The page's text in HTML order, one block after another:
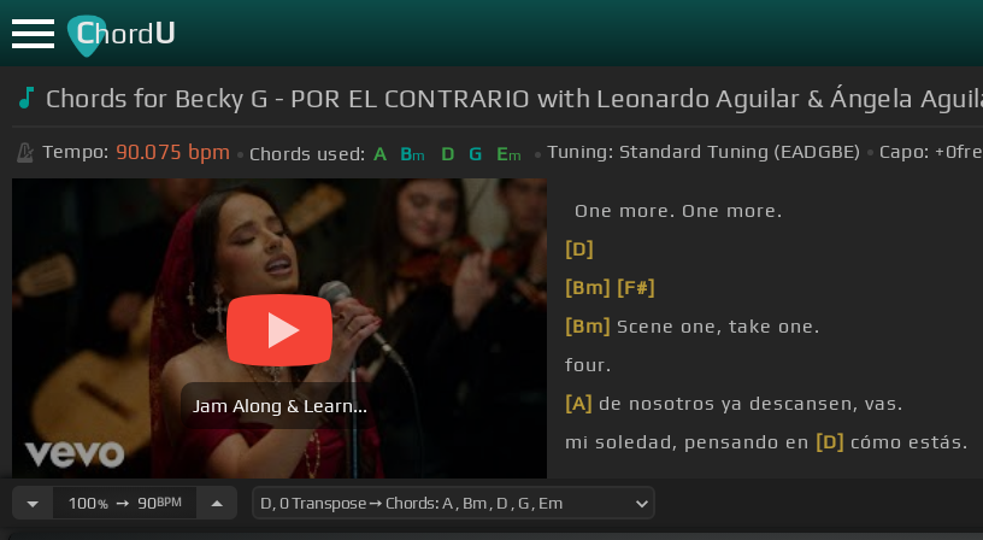
ChordU
Chords for Becky G - POR EL CONTRARIO with Leonardo Aguilar & Ángela
Tempo: 90.075 bpm Chords used: A Bm D G Em Tuning: Standard Tuning (EADGBE) Capo: +0
Jam Along & Learn...
One more. One more.
[D]
[Bm] [F#]
[Bm] Scene one, take one.
four.
[A] de nosotros ya descansen, vas.
mi soledad, pensando en [D] cómo estás.
100%➙ 90BPM